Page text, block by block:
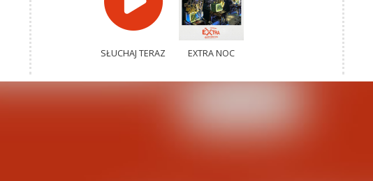
SŁUCHAJ TERAZ EXTRA NOC